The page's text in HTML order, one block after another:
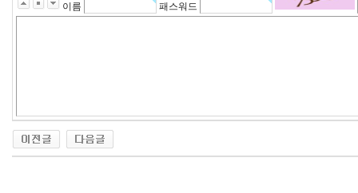
이름 패스워드